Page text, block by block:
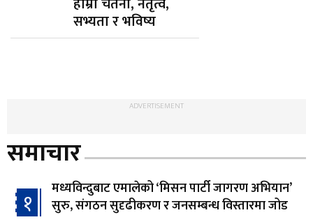
सभ्यता र भविष्य
ADVERTISEMENT
समाचार
१
मध्यविन्दुबाट एमालेको ‘मिसन पार्टी जागरण अभियान’
सुरु, संगठन सुदृढीकरण र जनसम्बन्ध विस्तारमा जोड